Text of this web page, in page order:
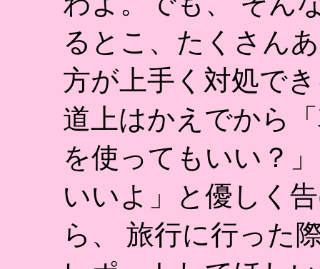
るとこ、たくさん
方が上手く対処で
道上はかえでから
を使ってもいい？
いいよ」と優しく
ら、 旅行に行った